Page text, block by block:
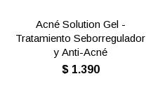
Acné Solution Gel -
Tratamiento Seborregulador
y Anti-Acné
$ 1.390